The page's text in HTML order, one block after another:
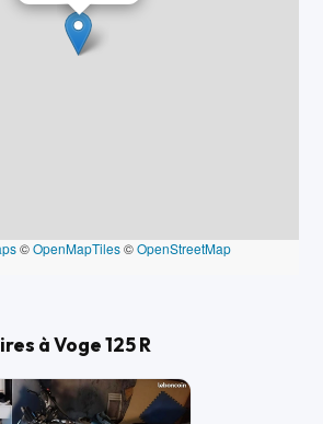
©OpenMapTiles©OpenStreetMap
à Voge 125 R